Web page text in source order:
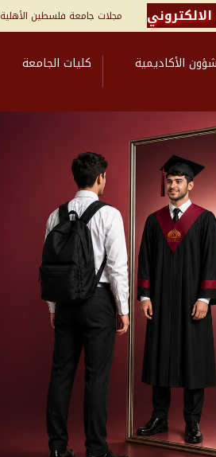
مجلات جامعة فلسطين الأهلية
الأكاديمية كليات الجامعة